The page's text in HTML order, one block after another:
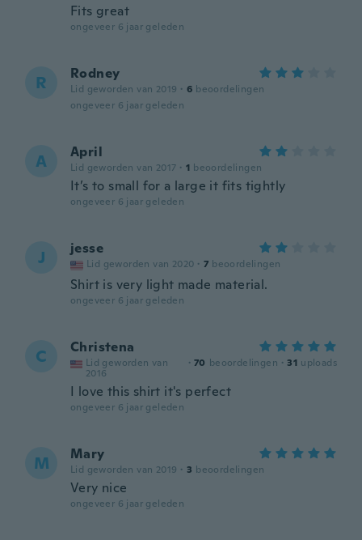
Fits great
ongeveer 6 jaar geleden
R Rodney
Lid geworden van 2019 · 6 beoordelingen
ongeveer 6 jaar geleden
A April
Lid geworden van 2017 · 1 beoordelingen
It’s to small for a large it fits tightly
ongeveer 6 jaar geleden
J jesse
Lid geworden van 2020 · 7 beoordelingen
Shirt is very light made material.
ongeveer 6 jaar geleden
C Christena
Lid geworden van
2016
· 70 beoordelingen · 31 uploads
I love this shirt it's perfect
ongeveer 6 jaar geleden
M Mary
Lid geworden van 2019 · 3 beoordelingen
Very nice
ongeveer 6 jaar geleden